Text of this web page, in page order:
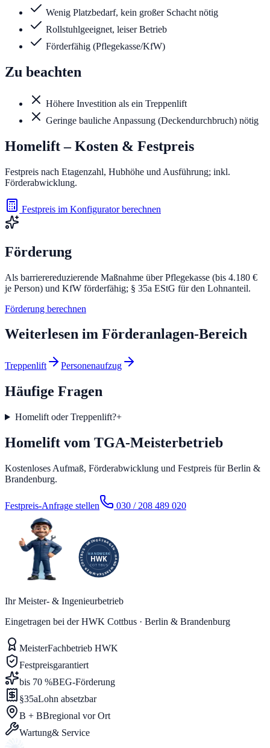
Wenig Platzbedarf, kein großer Schacht nötig
Rollstuhlgeeignet, leiser Betrieb
Förderfähig (Pflegekasse/KfW)
Zu beachten
Höhere Investition als ein Treppenlift
Geringe bauliche Anpassung (Deckendurchbruch) nötig
Homelift– Kosten & Festpreis
Festpreis nach Etagenzahl, Hubhöhe und Ausführung; inkl.
Förderabwicklung.
Festpreis im Konfigurator berechnen
Förderung
Als barrierereduzierende Maßnahme über Pflegekasse (bis 4.180 €
je Person) und KfW förderfähig; § 35a EStG für den Lohnanteil.
Förderung berechnen
Weiterlesen im Förderanlagen-Bereich
Treppenlift Personenaufzug
Häufige Fragen
Homelift oder Treppenlift?+
Homelift vom TGA-Meisterbetrieb
Kostenloses Aufmaß, Förderabwicklung und Festpreis für Berlin &
Brandenburg.
Festpreis-Anfrage stellen 030 / 208 489 020
Ihr Meister- & Ingenieurbetrieb
Eingetragen bei der HWK Cottbus · Berlin & Brandenburg
MeisterFachbetrieb HWK
Festpreisgarantiert
bis 70 %BEG-Förderung
§35aLohn absetzbar
B + BBregional vor Ort
Wartung& Service